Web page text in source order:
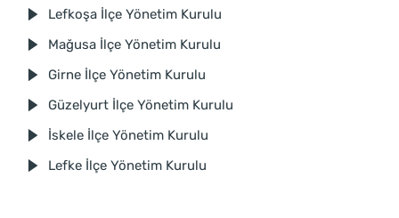
Lefkoşa İlçe Yönetim Kurulu
Mağusa İlçe Yönetim Kurulu
Girne İlçe Yönetim Kurulu
Güzelyurt İlçe Yönetim Kurulu
İskele İlçe Yönetim Kurulu
Lefke İlçe Yönetim Kurulu